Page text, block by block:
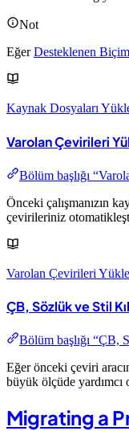
Not
EğerDesteklenen
Kaynak Dosyaları
Varolan Çevirileri
Bölüm başlığı
Önceki çalışmanızın
çevirileriniz
Varolan Çevirileri
ÇB, Sözlük ve Stil
Bölüm başlığı “ÇB,
Eğer önceki çeviri
büyük ölçüde
Migrating a